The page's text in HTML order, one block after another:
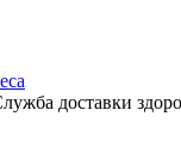
доставки